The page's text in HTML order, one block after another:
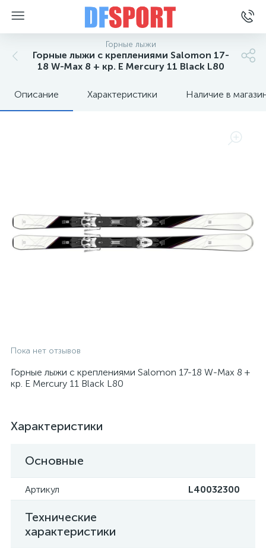
Горные лыжи
Горные лыжи с креплениями Salomon 17-
18 W-Max 8 + кр. E Mercury 11 Black L80
Описание Характеристики Наличие в
Пока нет отзывов
Горные лыжи с креплениями Salomon 17-18 W-Max 8 +
кр. E Mercury 11 Black L80
Характеристики
Основные
Артикул L40032300
Технические
характеристики